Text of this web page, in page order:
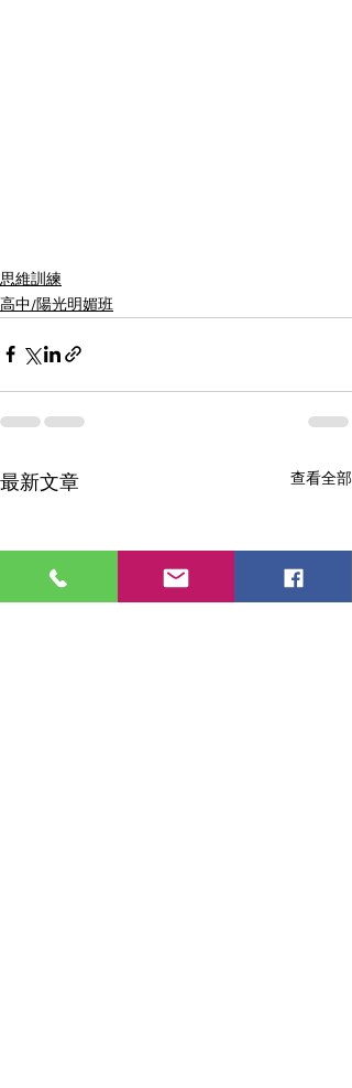
思維訓練
高中/陽光明媚班
最新文章 查看全部